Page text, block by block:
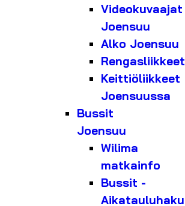
Videokuvaajat
Joensuu
Alko Joensuu
Rengasliikkeet
Keittiöliikkeet
Joensuussa
Bussit
Joensuu
Wilima
matkainfo
Bussit -
Aikatauluhaku